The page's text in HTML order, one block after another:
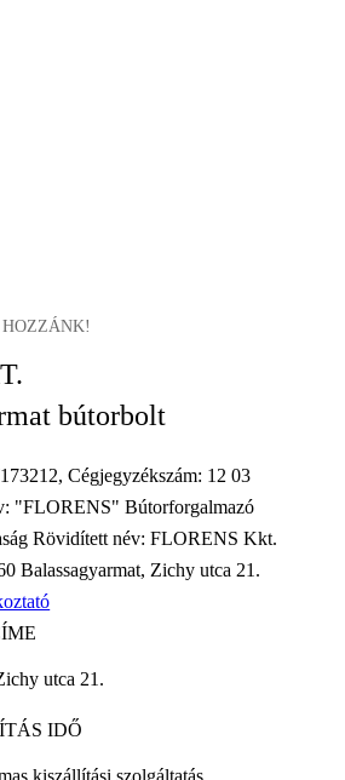
bútorbolt
Cégjegyzékszám: 12 03
"FLORENS" Bútorforgalmazó
Rövidített név: FLORENS Kkt.
Balassagyarmat, Zichy utca 21.
utca 21.
IDŐ
kiszállítási szolgáltatás